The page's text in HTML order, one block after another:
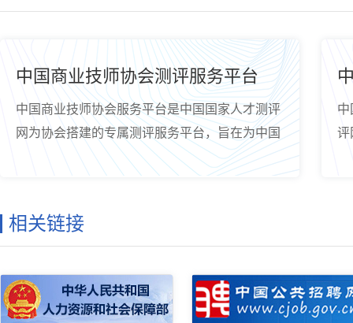
中国商业技师协会测评服务平台
中国商业技师协会服务平台是中国国家人才测评
网为协会搭建的专属测评服务平台，旨在为中国
商业技师协会提供标准化的测评服务支持，为满
足协会对个性化测评服务需求而建立，协会人员
评服务，平台同时提供测评报告查询。
中
评
询
相关链接